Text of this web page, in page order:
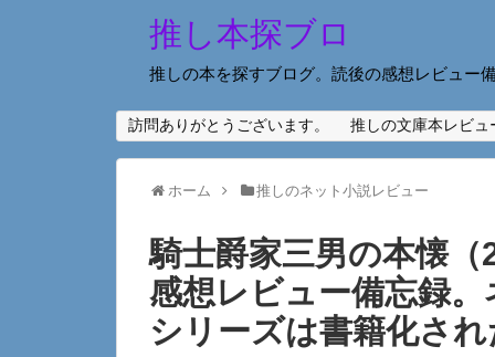
推し本探ブロ
推しの本を探すブログ。読後の感想レビュー
訪問ありがとうございます。 推しの文庫本レビュ
ホーム 推しのネット小説レビュー
騎士爵家三男の本懐
感想レビュー備忘録
シリーズは書籍化さ